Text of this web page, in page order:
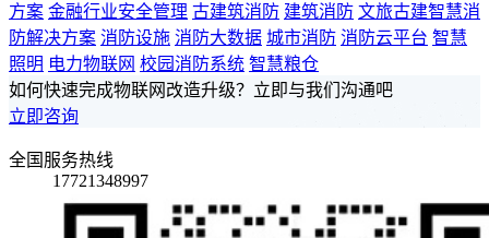
方案 金融行业安全管理 古建筑消防 建筑消防 文旅古建智慧消
防解决方案 消防设施 消防大数据 城市消防 消防云平台 智慧
照明 电力物联网 校园消防系统 智慧粮仓
如何快速完成物联网改造升级？立即与我们沟通吧
立即咨询
全国服务热线
17721348997